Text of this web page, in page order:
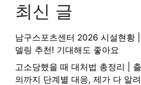
최신 글
남구스포츠센터 2026 시설현황
델링 추천! 기대해도 좋아요
고소당했을 때 대처법 총정리 |
의까지 단계별 대응, 제가 다 알